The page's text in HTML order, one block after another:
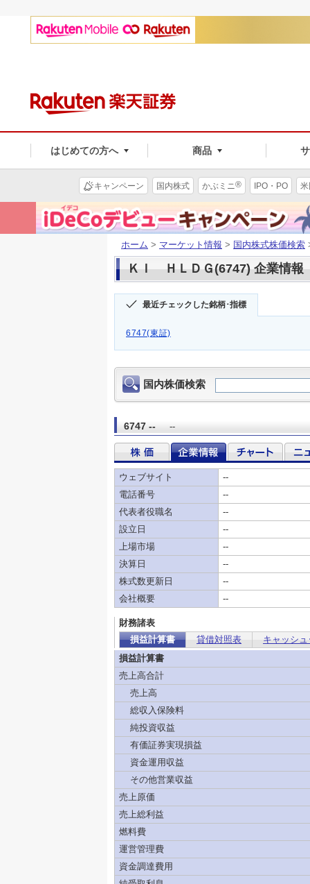
はじめての方へ 商品
キャンペーン 国内株式 かぶミニ® IPO・PO
ホーム > マーケット情報 > 国内株式株価検索
ＫＩ ＨＬＤＧ(6747) 企業情報
最近チェックした銘柄･指標
6747(東証)